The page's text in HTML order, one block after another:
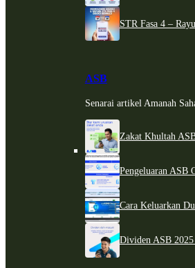
STR Fasa 4 –
ASB
Senarai artikel Amanah
Zakat Khultah
Pengeluaran ASB
Cara Keluarkan
Dividen ASB